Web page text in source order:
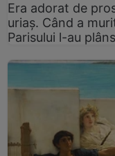
Era adorat de
uriaș. Când a
Parisului l-au plâns